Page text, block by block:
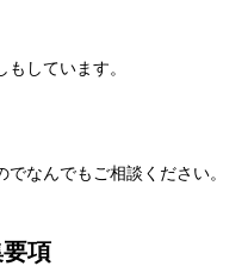
しています。
なんでもご相談ください。
項